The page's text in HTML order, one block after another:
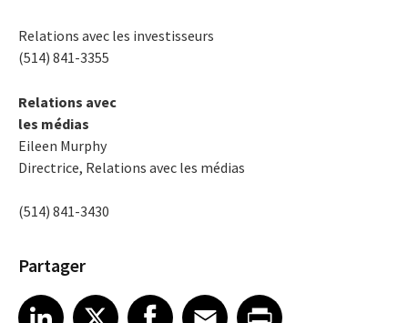
Relations avec les investisseurs
(514) 841-3355
Relations avec
les médias
Eileen Murphy
Directrice, Relations avec les médias
(514) 841-3430
Partager
Share article on LinkedIn
LinkedIn
Share article on XShare article on Facebook
Facebook
Share article on Email
EmailShare article on Print